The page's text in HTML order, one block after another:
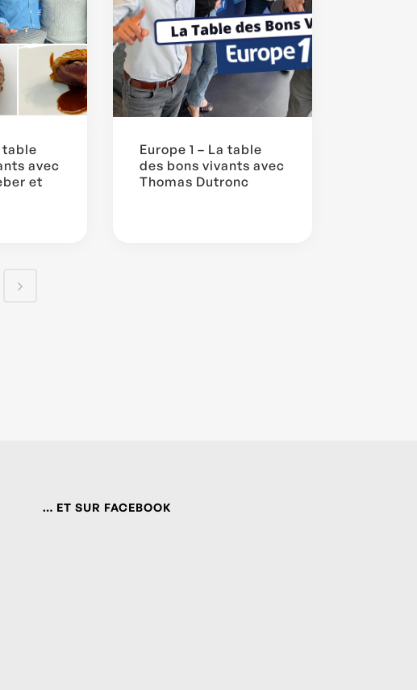
table
avec
et
Europe 1 – La table
des bons vivants avec
Thomas Dutronc
… ET SUR FACEBOOK